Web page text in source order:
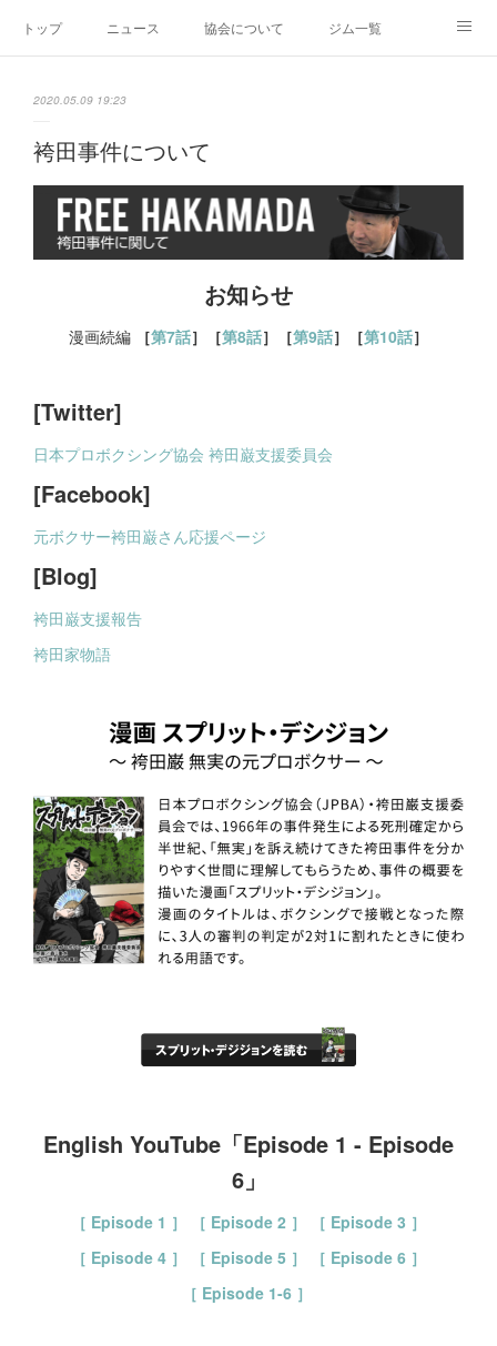
トップ ニュース 協会について ジム一覧
2020.05.09 19:23
袴田事件について
お知らせ
漫画続編 ［第7話］［第8話］［第9話］ ［第10話］
[Twitter]
日本プロボクシング協会 袴田巌支援委員会
[Facebook]
元ボクサー袴田巌さん応援ページ
[Blog]
袴田巌支援報告
袴田家物語
English YouTube「Episode 1 - Episode
6」
［ Episode 1 ］ ［ Episode 2 ］
［ Episode 3 ］
［ Episode 4 ］
［ Episode 5 ］
［ Episode 6 ］
［ Episode 1-6 ］